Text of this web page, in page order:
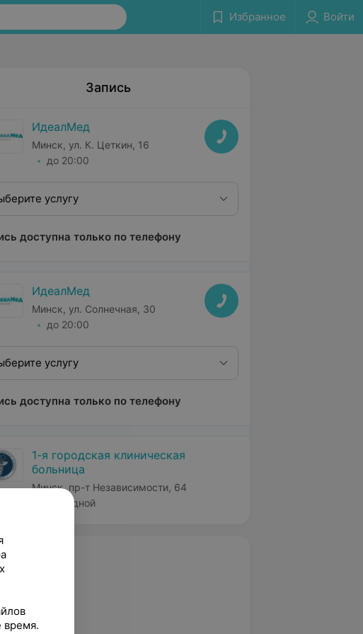
Избранное Войти
Запись
ИдеалМед
Минск, ул. К. Цеткин, 16
до 20:00
услугу
доступна только по телефону
ИдеалМед
Минск, ул. Солнечная, 30
до 20:00
услугу
доступна только по телефону
1-я городская клиническая
больница
Минск, пр-т Независимости, 64
Выходной
время.